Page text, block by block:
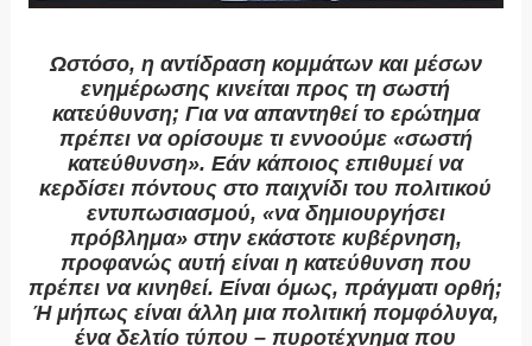
Ωστόσο, η αντίδραση κομμάτων και μέσων
ενημέρωσης κινείται προς τη σωστή
κατεύθυνση; Για να απαντηθεί το ερώτημα
πρέπει να ορίσουμε τι εννοούμε «σωστή
κατεύθυνση». Εάν κάποιος επιθυμεί να
κερδίσει πόντους στο παιχνίδι του πολιτικού
εντυπωσιασμού, «να δημιουργήσει
πρόβλημα» στην εκάστοτε κυβέρνηση,
προφανώς αυτή είναι η κατεύθυνση που
πρέπει να κινηθεί. Είναι όμως, πράγματι ορθή;
Ή μήπως είναι άλλη μια πολιτική πομφόλυγα,
ένα δελτίο τύπου – πυροτέχνημα που